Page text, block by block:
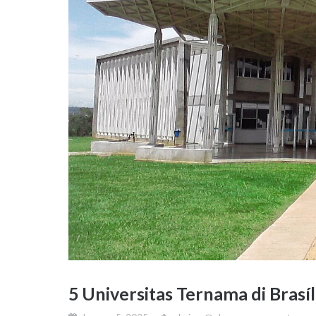
5 Universitas Ternama di